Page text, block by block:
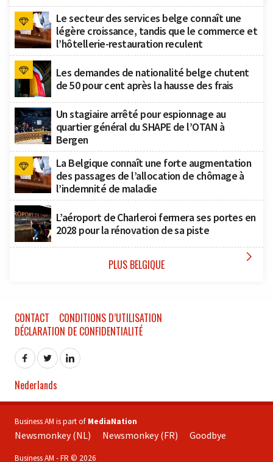
Le secteur des services belge connaît une
légère croissance, tandis que le commerce et
l’hôtellerie-restauration reculent
Les demandes de nationalité belge chutent
de 50 pour cent après la hausse des frais
Un stagiaire arrêté pour espionnage au
quartier général du SHAPE de l’OTAN à
Bergen
La Belgique connaît une forte augmentation
des passages de l’allocation de chômage à
l’indemnité de maladie
L’aéroport de Charleroi fermera ses portes en
2028 pour la rénovation de sa piste
PLUS BELGIQUE 
CONTACT
CONDITIONS D’UTILISATION
DÉCLARATION DE CONFIDENTIALITÉ
Nederlands
Business AM is part of MediaNation
Newsmonkey (NL) Newsmonkey (FR) Goodbye
Business AM - FR © 2026